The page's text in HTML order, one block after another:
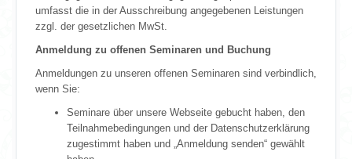
umfasst die in der Ausschreibung angegebenen Leistungen
zzgl. der gesetzlichen MwSt.
Anmeldung zu offenen Seminaren und Buchung
Anmeldungen zu unseren offenen Seminaren sind verbindlich,
wenn Sie:
Seminare über unsere Webseite gebucht haben, den
Teilnahmebedingungen und der Datenschutzerklärung
zugestimmt haben und „Anmeldung senden“ gewählt